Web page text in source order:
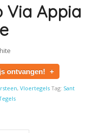
Via Appia
ontvangen! +
, Vloertegels Tag: Sant